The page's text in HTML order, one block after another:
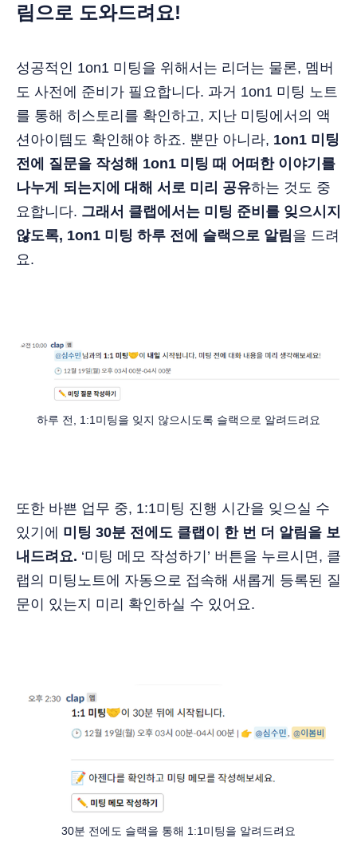
림으로 도와드려요!
성공적인 1on1 미팅을 위해서는 리더는 물론, 멤버
도 사전에 준비가 필요합니다. 과거 1on1 미팅 노트
를 통해 히스토리를 확인하고, 지난 미팅에서의 액
션아이템도 확인해야 하죠. 뿐만 아니라, 1on1 미팅
전에 질문을 작성해 1on1 미팅 때 어떠한 이야기를
나누게 되는지에 대해 서로 미리 공유하는 것도 중
요합니다. 그래서 클랩에서는 미팅 준비를 잊으시지
않도록, 1on1 미팅 하루 전에 슬랙으로 알림을 드려
요.
하루 전, 1:1미팅을 잊지 않으시도록 슬랙으로 알려드려요
또한 바쁜 업무 중, 1:1미팅 진행 시간을 잊으실 수
있기에 미팅 30분 전에도 클랩이 한 번 더 알림을 보
내드려요. ‘미팅 메모 작성하기’ 버튼을 누르시면, 클
랩의 미팅노트에 자동으로 접속해 새롭게 등록된 질
문이 있는지 미리 확인하실 수 있어요.
30분 전에도 슬랙을 통해 1:1미팅을 알려드려요